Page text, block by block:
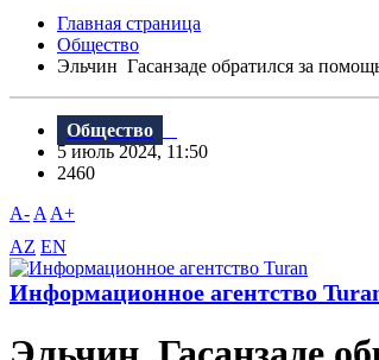
Главная страница
Общество
Эльчин Гасанзаде обратился за
Общество
5 июль 2024, 11:50
2460
A- A A+
AZ EN
Информационное агентство